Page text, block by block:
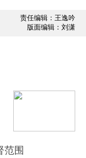
责任编辑：王逸吟
版面编辑：刘潇
范围